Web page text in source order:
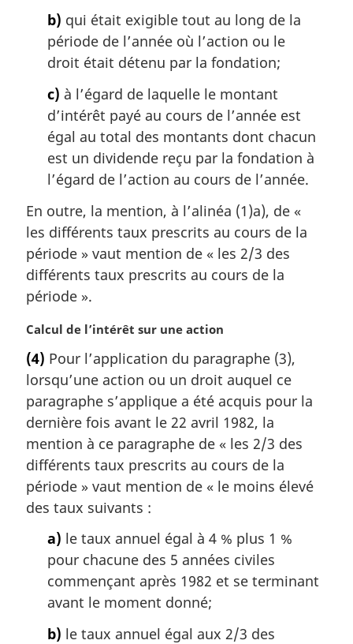
b) qui était exigible tout au long de la
période de l’année où l’action ou le
droit était détenu par la fondation;
c) à l’égard de laquelle le montant
d’intérêt payé au cours de l’année est
égal au total des montants dont chacun
est un dividende reçu par la fondation à
l’égard de l’action au cours de l’année.
En outre, la mention, à l’alinéa (1)a), de «
les différents taux prescrits au cours de la
période » vaut mention de « les 2/3 des
différents taux prescrits au cours de la
période ».
N
t
e
m
a
g
i
n
a
Calcul de l’intérêt sur une action
(4) Pour l’application du paragraphe (3),
lorsqu’une action ou un droit auquel ce
paragraphe s’applique a été acquis pour la
dernière fois avant le 22 avril 1982, la
mention à ce paragraphe de « les 2/3 des
différents taux prescrits au cours de la
période » vaut mention de « le moins élevé
des taux suivants :
a) le taux annuel égal à 4 % plus 1 %
pour chacune des 5 années civiles
commençant après 1982 et se terminant
avant le moment donné;
b) le taux annuel égal aux 2/3 des